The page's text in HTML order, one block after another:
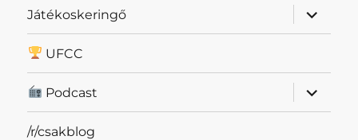
Játékoskeringő
almenü
UFCC
Podcast
almenü
/r/csakblog